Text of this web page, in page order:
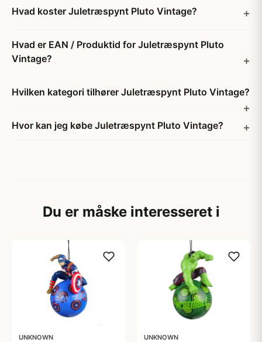
Hvad koster Juletræspynt Pluto Vintage?
Hvad er EAN / Produktid for Juletræspynt Pluto
Vintage?
Hvilken kategori tilhører Juletræspynt Pluto Vintage?
Hvor kan jeg købe Juletræspynt Pluto Vintage?
Du er måske interesseret i
UNKNOWN UNKNOWN